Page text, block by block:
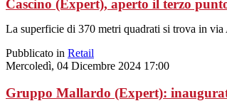
Cascino (Expert), aperto il terzo
La superficie di 370 metri quadrati si trova in
Pubblicato in Retail
Mercoledì, 04 Dicembre 2024 17:00
Gruppo Mallardo (Expert):